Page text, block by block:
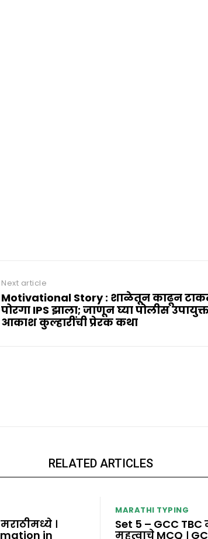
Next article
Motivational Story : शाळेतून काढून
पोरगा IPS झाला; जाणून घ्या पोलीस
आकाश कुल्हारींची प्रेरक कथा
RELATED ARTICLES
।
in
MARATHI TYPING
Set 5 – GCC TBC
महत्वाचे MCQ ।